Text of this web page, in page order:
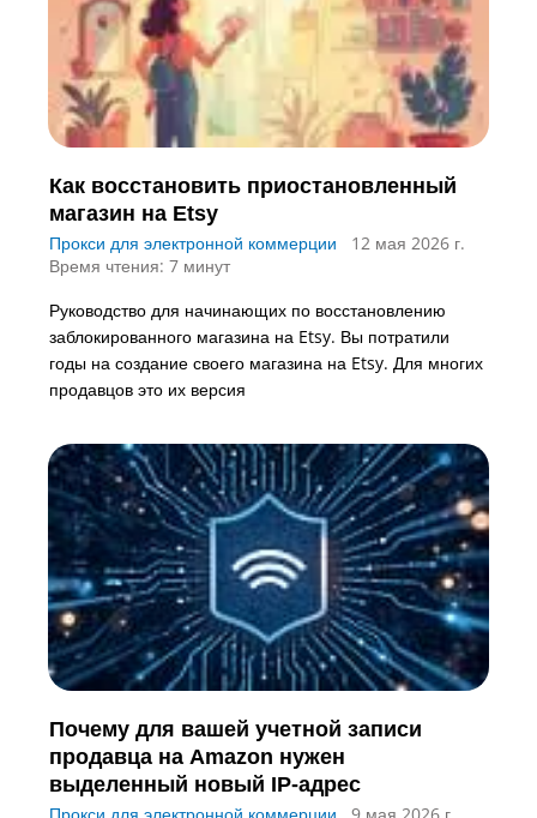
Как восстановить приостановленный
магазин на Etsy
Прокси для электронной коммерции
12 мая 2026 г.
Время чтения: 7 минут
Руководство для начинающих по восстановлению
заблокированного магазина на Etsy. Вы потратили
годы на создание своего магазина на Etsy. Для многих
продавцов это их версия
Почему для вашей учетной записи
продавца на Amazon нужен
выделенный новый IP-адрес